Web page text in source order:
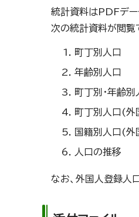
統計資料はPDFデー
次の統計資料が閲覧
町丁別人口
年齢別人口
町丁別・年齢別
町丁別人口(外
国籍別人口(外
人口の推移
なお、外国人登録人